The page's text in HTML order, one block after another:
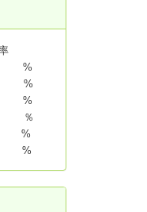
%
%
%
％
%
%